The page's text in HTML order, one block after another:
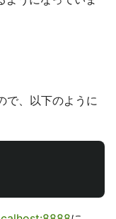
があります。
ドで動作しマシン
軽量です。